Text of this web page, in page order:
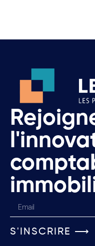
S'INSCRIRE ⟶